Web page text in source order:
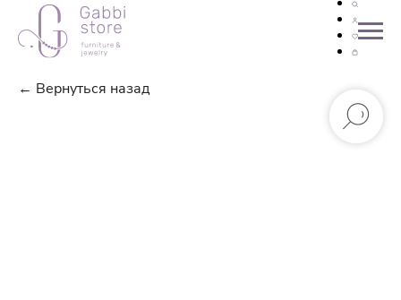
← Вернуться назад